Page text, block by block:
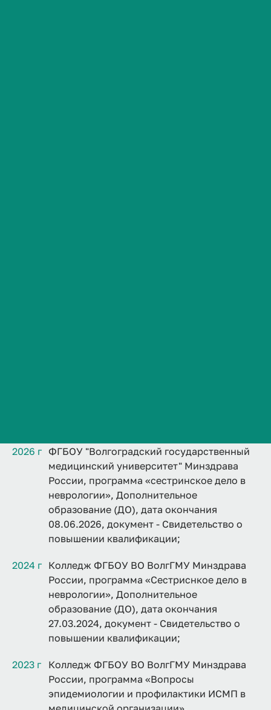
2026 г ФГБОУ "Волгоградский государственный
медицинский университет" Минздрава
России, программа «сестринское дело в
неврологии», Дополнительное
образование (ДО), дата окончания
08.06.2026, документ - Свидетельство о
повышении квалификации;
2024 г Колледж ФГБОУ ВО ВолгГМУ Минздрава
России, программа «Сестриснкое дело в
неврологии», Дополнительное
образование (ДО), дата окончания
27.03.2024, документ - Свидетельство о
повышении квалификации;
2023 г
Колледж ФГБОУ ВО ВолгГМУ Минздрава
России, программа «Вопросы
эпидемиологии и профилактики ИСМП в